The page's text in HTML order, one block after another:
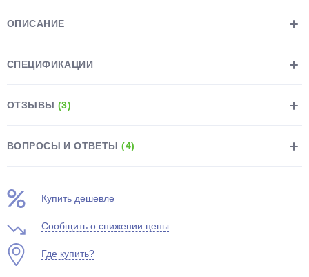
ОПИСАНИЕ
СПЕЦИФИКАЦИИ
ОТЗЫВЫ (3)
ВОПРОСЫ И ОТВЕТЫ(4)
Купить дешевле
Сообщить о снижении цены
Где купить?